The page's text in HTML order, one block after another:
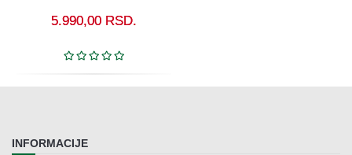
5.990,00 RSD.
INFORMACIJE